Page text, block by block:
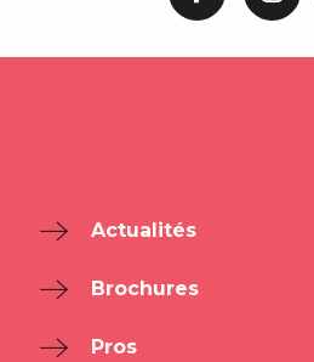
Actualités
Brochures
Pros